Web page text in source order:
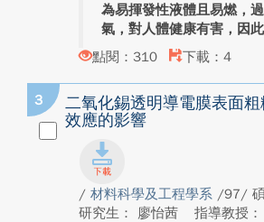
為易揮發性液體且易燃，
氣，對人體健康有害，因
點閱：310
下載：4
3
二氧化錫透明導電膜表面
效應的影響
/ 材料科學及工程學系 /97/
研究生： 廖怡茜
指導教授：